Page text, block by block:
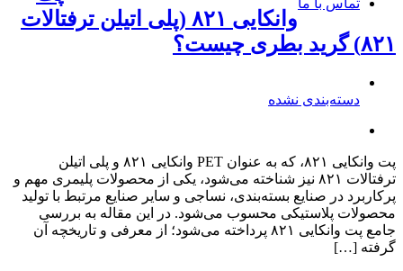
تماس با ما
وانکایی ۸۲۱ (پلی اتیلن ترفتالات
۸۲۱) گرید بطری چیست؟
دسته‌بندی نشده
پت وانکایی ۸۲۱، که به عنوان PET وانکایی ۸۲۱ و پلی اتیلن
ترفتالات ۸۲۱ نیز شناخته می‌شود، یکی از محصولات پلیمری مهم و
پرکاربرد در صنایع بسته‌بندی، نساجی و سایر صنایع مرتبط با تولید
محصولات پلاستیکی محسوب می‌شود. در این مقاله به بررسی
جامع پت وانکایی ۸۲۱ پرداخته می‌شود؛ از معرفی و تاریخچه آن
گرفته […]